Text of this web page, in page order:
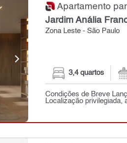
Apartamento
Jardim Anália
Zona Leste - São Paulo
3,4 quartos
Condições de Breve
Localização privilegiada,